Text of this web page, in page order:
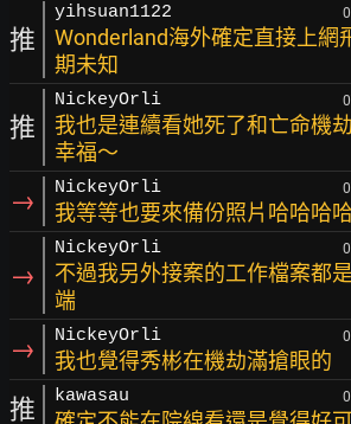
推
yihsuan1122
Wonderland海外確定直接上網
期未知
推
NickeyOrli
我也是連續看她死了和亡命機
幸福～
→ NickeyOrli
我等等也要來備份照片哈哈哈
→
NickeyOrli
不過我另外接案的工作檔案都
端
→ NickeyOrli
我也覺得秀彬在機劫滿搶眼的
推 kawasau